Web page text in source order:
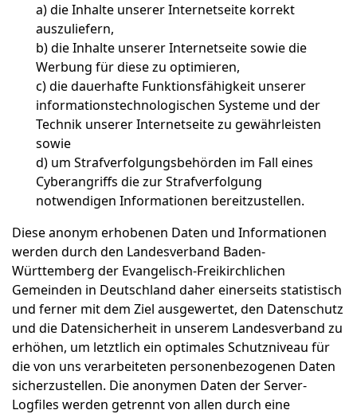
a)die Inhalte unserer Internetseite korrekt
auszuliefern,
b)die Inhalte unserer Internetseite sowie die
Werbung für diese zu optimieren,
c)die dauerhafte Funktionsfähigkeit unserer
informationstechnologischen Systeme und der
Technik unserer Internetseite zu gewährleisten
sowie
d) um Strafverfolgungsbehörden im Fall eines
Cyberangriffs die zur Strafverfolgung
notwendigen Informationen bereitzustellen.
Diese anonym erhobenen Daten und Informationen
werden durch den Landesverband Baden-
Württemberg der Evangelisch-Freikirchlichen
Gemeinden in Deutschland daher einerseits statistisch
und ferner mit dem Ziel ausgewertet, den Datenschutz
und die Datensicherheit in unserem Landesverband zu
erhöhen, um letztlich ein optimales Schutzniveau für
die von uns verarbeiteten personenbezogenen Daten
sicherzustellen. Die anonymen Daten der Server-
Logfiles werden getrennt von allen durch eine